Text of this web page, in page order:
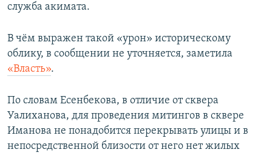
служба акимата.
В чём выражен такой «урон» историческому
облику, в сообщении не уточняется, заметила
«Власть».
По словам Есенбекова, в отличие от сквера
Уалиханова, для проведения митингов в сквере
Иманова не понадобится перекрывать улицы и в
непосредственной близости от него нет жилых